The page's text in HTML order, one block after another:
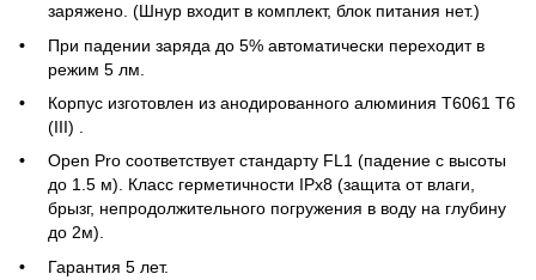
заряжено. (Шнур входит в комплект, блок питания нет.)
При падении заряда до 5% автоматически переходит в
режим 5 лм.
Корпус изготовлен из анодированного алюминия T6061 T6
(III) .
Open Pro cоответствует стандарту FL1 (падение с высоты
до 1.5 м). Класс герметичности IPx8 (защита от влаги,
брызг, непродолжительного погружения в воду на глубину
до 2м).
Гарантия 5 лет.